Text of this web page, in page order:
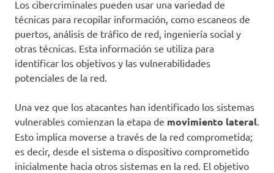
Los cibercriminales pueden usar una variedad de
técnicas para recopilar información, como escaneos de
puertos, análisis de tráfico de red, ingeniería social y
otras técnicas. Esta información se utiliza para
identificar los objetivos y las vulnerabilidades
potenciales de la red.
Una vez que los atacantes han identificado los sistemas
vulnerables comienzan la etapa de movimiento lateral.
Esto implica moverse a través de la red comprometida;
es decir, desde el sistema o dispositivo comprometido
inicialmente hacia otros sistemas en la red. El objetivo